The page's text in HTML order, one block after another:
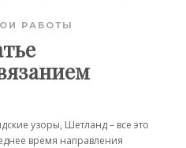
РАБОТЫ
узоры, Шетланд – все это
время направления